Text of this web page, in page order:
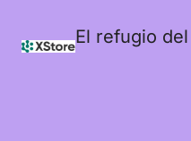
El refugio